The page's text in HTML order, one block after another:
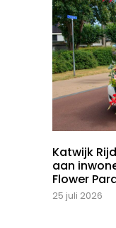
Katwijk
aan
Flower
25 juli 2026